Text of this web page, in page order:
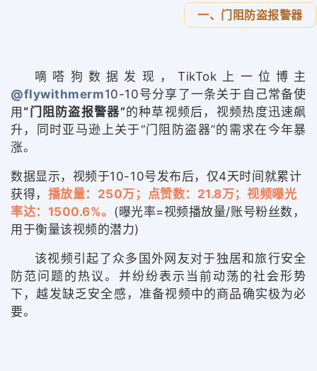
一、门阻防盗报警器
嘀嗒狗数据发现，TikTok上 一位博主
@flywithmerm10-10号分享了一条关于自己常备使
用 “门阻防盗报警器”的种草视频后，视频热度迅速飙
升，同时亚马逊上关于“门阻防盗器”的需求在今年暴
涨。
数据显示，视频于10-10号发布后，仅4天时间就累计
获得， 播放量：250万；点赞数：21.8万；视频曝光
率达：1500.6%。 (曝光率=视频播放量/账号粉丝数，
用于衡量该视频的潜力)
该视频引起了众多国外网友对于独居和旅行安全
防范问题的热议。 并纷纷表示当前动荡的社会形势
下，越发缺乏安全感，准备视频中的商品确实极为必
要。